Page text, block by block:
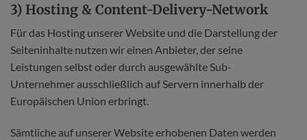
3) Hosting & Content-Delivery-Network
Für das Hosting unserer Website und die Darstellung der
Seiteninhalte nutzen wir einen Anbieter, der seine
Leistungen selbst oder durch ausgewählte Sub-
Unternehmer ausschließlich auf Servern innerhalb der
Europäischen Union erbringt.
Sämtliche auf unserer Website erhobenen Daten werden